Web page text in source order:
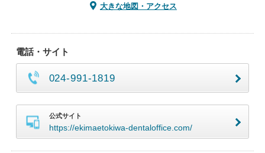
大きな地図・アクセス
電話・サイト
024-991-1819
公式サイト
https://ekimaetokiwa-dentaloffice.com/